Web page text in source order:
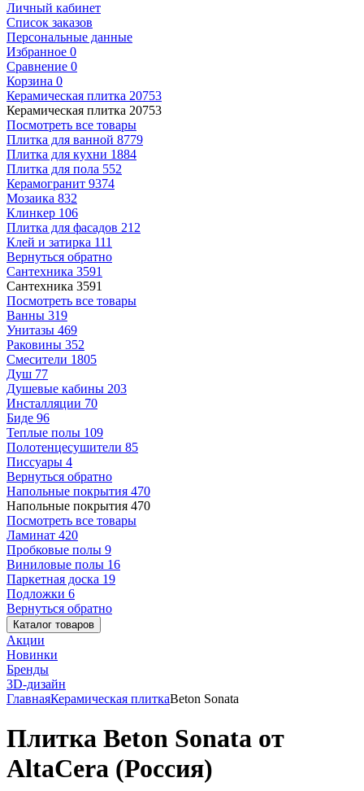
Личный кабинет
Список заказов
Персональные данные
Избранное 0
Сравнение 0
Корзина 0
Керамическая плитка 20753
Керамическая плитка 20753
Посмотреть все товары
Плитка для ванной 8779
Плитка для кухни 1884
Плитка для пола 552
Керамогранит 9374
Мозаика 832
Клинкер 106
Плитка для фасадов 212
Клей и затирка 111
Вернуться обратно
Сантехника 3591
Сантехника 3591
Посмотреть все товары
Ванны 319
Унитазы 469
Раковины 352
Смесители 1805
Душ 77
Душевые кабины 203
Инсталляции 70
Биде 96
Теплые полы 109
Полотенцесушители 85
Писсуары 4
Вернуться обратно
Напольные покрытия 470
Напольные покрытия 470
Посмотреть все товары
Ламинат 420
Пробковые полы 9
Виниловые полы 16
Паркетная доска 19
Подложки 6
Вернуться обратно
Каталог товаров
Акции
Новинки
Бренды
3D-дизайн
ГлавнаяКерамическая плиткаBeton Sonata
Плитка Beton Sonata от
AltaCera (Россия)